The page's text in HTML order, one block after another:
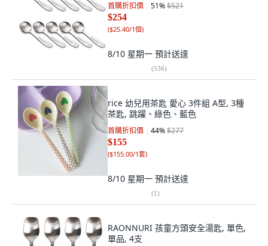
首購折扣價 51%$521
$254
($25.40/1個)
8/10 星期一 預計送達
(536)
rice 幼兒用茶匙 愛心 3件組 A型, 3種
茶匙, 跳躍、綠色、藍色
首購折扣價 44%$277
$155
($155.00/1套)
8/10 星期一 預計送達
(1)
RAONNURI 孩童方頭安全湯匙, 單色,
單品, 4支